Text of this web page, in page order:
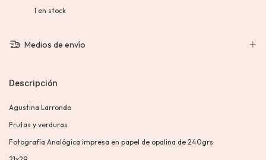
1 en stock
Medios de envío
Descripción
Agustina Larrondo
Frutas y verduras
Fotografía Analógica impresa en papel de opalina de 240grs